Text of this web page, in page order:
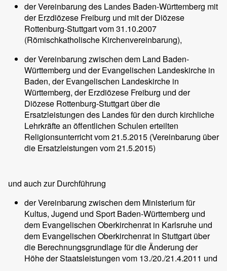
der Vereinbarung des Landes Baden-Württemberg mit
der Erzdiözese Freiburg und mit der Diözese
Rottenburg-Stuttgart vom 31.10.2007
(Römischkatholische Kirchenvereinbarung),
der Vereinbarung zwischen dem Land Baden-
Württemberg und der Evangelischen Landeskirche in
Baden, der Evangelischen Landeskirche in
Württemberg, der Erzdiözese Freiburg und der
Diözese Rottenburg-Stuttgart über die
Ersatzleistungen des Landes für den durch kirchliche
Lehrkräfte an öffentlichen Schulen erteilten
Religionsunterricht vom 21.5.2015 (Vereinbarung über
die Ersatzleistungen vom 21.5.2015)
und auch zur Durchführung
der Vereinbarung zwischen dem Ministerium für
Kultus, Jugend und Sport Baden-Württemberg und
dem Evangelischen Oberkirchenrat in Karlsruhe und
dem Evangelischen Oberkirchenrat in Stuttgart über
die Berechnungsgrundlage für die Änderung der
Höhe der Staatsleistungen vom 13./20./21.4.2011 und